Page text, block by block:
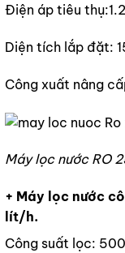
Điện áp tiêu
Diện tích lắp đặt:
Công xuất nâng
Máy lọc nước RO
+ Máy lọc nước
lít/h.
Công suất lọc: